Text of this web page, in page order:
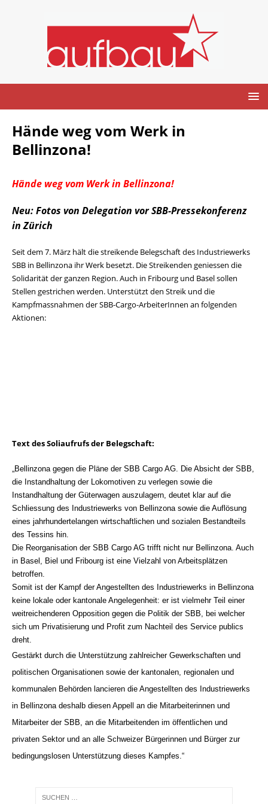
Hände weg vom Werk in
Bellinzona!
Hände weg vom Werk in Bellinzona!
Neu:Fotos von Delegation vor SBB-Pressekonferenz
in Zürich
Seit dem 7. März hält die streikende Belegschaft des Industriewerks
SBB in Bellinzona ihr Werk besetzt. Die Streikenden geniessen die
Solidarität der ganzen Region. Auch in Fribourg und Basel sollen
Stellen gestrichen werden. Unterstützt den Streik und die
Kampfmassnahmen der SBB-Cargo-ArbeiterInnen an folgenden
Aktionen:
Text des Soliaufrufs der Belegschaft:
„Bellinzona gegen die Pläne der SBB Cargo AG. Die Absicht der SBB,
die Instandhaltung der Lokomotiven zu verlegen sowie die
Instandhaltung der Güterwagen auszulagern, deutet klar auf die
Schliessung des Industriewerks von Bellinzona sowie die Auflösung
eines jahrhundertelangen wirtschaftlichen und sozialen Bestandteils
des Tessins hin.
Die Reorganisation der SBB Cargo AG trifft nicht nur Bellinzona. Auch
in Basel, Biel und Fribourg ist eine Vielzahl von Arbeitsplätzen
betroffen.
Somit ist der Kampf der Angestellten des Industriewerks in Bellinzona
keine lokale oder kantonale Angelegenheit: er ist vielmehr Teil einer
weitreichenderen Opposition gegen die Politik der SBB, bei welcher
sich um Privatisierung und Profit zum Nachteil des Service publics
dreht.
Gestärkt durch die Unterstützung zahlreicher Gewerkschaften und
politischen Organisationen sowie der kantonalen, regionalen und
kommunalen Behörden lancieren die Angestellten des Industriewerks
in Bellinzona deshalb diesen Appell an die Mitarbeiterinnen und
Mitarbeiter der SBB, an die Mitarbeitenden im öffentlichen und
privaten Sektor und an alle Schweizer Bürgerinnen und Bürger zur
bedingungslosen Unterstützung dieses Kampfes.“